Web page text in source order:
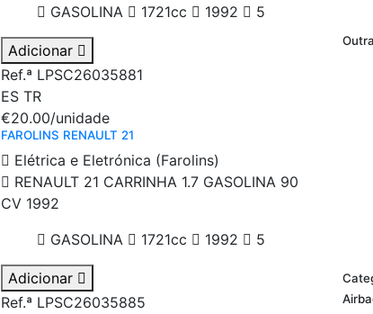
GASOLINA
1721cc 1992 5
Adicionar
Ref.ª LPSC26035881
ES TR
€20.00/unidade
FAROLINS RENAULT 21
Elétrica e Eletrónica (Farolins)
RENAULT 21 CARRINHA 1.7 GASOLINA 90
CV 1992
GASOLINA
1721cc 1992 5
Adicionar
Ref.ª LPSC26035885